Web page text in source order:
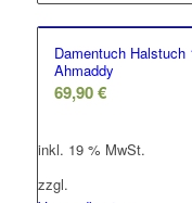
Damentuch
Ahmaddy
69,90€
inkl. 19 % MwSt.
zzgl.